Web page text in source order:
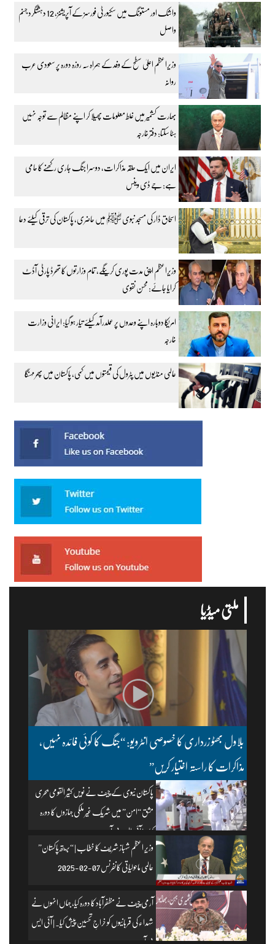
واشک اور مستونگ میں سکیورٹی فورسز کے آپریشنز، 12 دہشتگرد جہنم
واصل
وزیراعظم اعلیٰ سطح کے وفد کے ہمراہ سہ روزہ دورہ پر سعودی عرب
روانہ
بھارت کشمیر میں غلط معلومات پھیلا کر اپنے مظالم سے توجہ نہیں
ہٹا سکتا: دفتر خارجہ
ایران میں ایک حلقہ مذاکرات، دوسرا جنگ جاری رکھنے کا حامی
ہے: جے ڈی وینس
اسحاق ڈار کی مسجد نبوی ﷺ میں حاضری، پاکستان کی ترقی کیلئے دعا
وزیراعظم اپنی مدت پوری کرینگے، تمام وزارتوں کا تھرڈ پارٹی آڈٹ
کرایا جائے: محسن نقوی
امریکا دوبارہ اپنے وعدوں پر عملدرآمد کیلئے تیار ہو گیا: ایرانی وزارت
خارجہ
عالمی منڈیوں میں پٹرول کی قیمتوں میں کمی، پاکستان میں پھر مہنگا
ملتی میڈیا
بلاول بھٹو زرداری کا خصوصی انٹرویو: “جنگ کا کوئی فائدہ نہیں،
مذاکرات کا راستہ اختیار کریں”
پاکستان نیوی کے چیف نے نویں کثیر القومی بحری
مشق “امن” میں شریک غیر ملکی جہازوں کا دورہ
کیا۔ | آئی ایس پی آر
وزیرِ اعظم شہباز شریف کا خطاب | “بریتھ پاکستان”
عالمی ماحولیاتی کانفرنس 07-02-2025
آرمی چیف نے مظفرآباد کا دورہ کیا، جہاں انہوں نے
شہداء کی قربانیوں کو خراجِ تحسین پیش کیا۔ | آئی ایس